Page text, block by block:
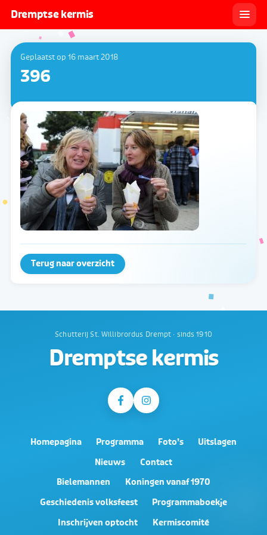
Dremptse kermis
Geplaatst op 16 maart 2018
396
Terug naar overzicht
Schutterij St. Willibrordus Drempt · sinds 1910
Dremptse kermis
Homepagina Programma Foto’s
Uitslagen
Nieuws
Contact
Bielemannen
Koningen vanaf 1970
Geschiedenis volksfeest
Programmaboekje
Inschrijven optocht
Kermiscomité